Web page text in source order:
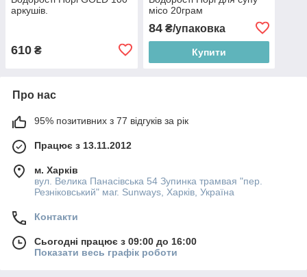
аркушів.
610 ₴
місо 20грам
84₴/упаковка
Купити
Про нас
95% позитивних з 77 відгуків за рік
Працює з 13.11.2012
м. Харків
вул. Велика Панасівська 54 Зупинка трамвая "пер.
Резніковський" маг. Sunways, Харків, Україна
Контакти
Сьогодні працює з 09:00 до 16:00
Показати весь графік роботи